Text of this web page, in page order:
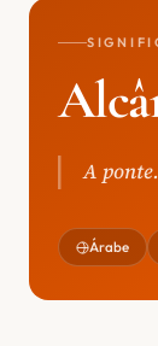
A ponte.
Árabe